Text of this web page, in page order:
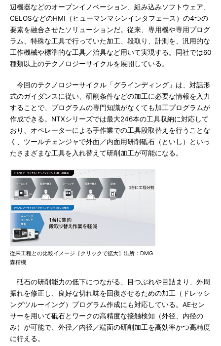
辺機器などのオープンイノベーション、組み込みソフトウェア、
CELOSなどのHMI（ヒューマンマシンインタフェース）の4つの
要素を融合させたソリューションだ。従来、専用機や専用プログ
ラム、特殊な工具で行っていた加工、段取り、計測を、汎用的な
工作機械や標準的な工具／治具など用いて実現する。同社では60
種類以上のテクノロジーサイクルを展開している。
今回のテクノロジーサイクル「グラインディング」は、対話形
式のガイダンスに従い、研削条件などの加工に必要な情報を入力
することで、プログラムの専門知識がなくても加工プログラムが
作成できる。NTXシリーズでは最大246本の工具収納に対応して
おり、オペレーターによる手作業での工具段取替えを行うことな
く、ツールチェンジャで外面／内面用研削砥石（といし）といっ
たさまざまな工具を入れ替えて研削加工が可能になる。
従来工程との比較イメージ［クリックで拡大］出所：DMG
森精機
砥石の研削能力の低下につながる、目つぶれや目詰まり、外周
振れを修正し、良好な切れ味を回復させるための加工（ドレッシ
ングツルーイング）プログラム作成にも対応している。AEセン
サーを用いて砥石とワークの高精度な接触検知（外径、内径の
み）が可能で、外径／内径／端面の研削加工を高効率かつ高精度
に行える。